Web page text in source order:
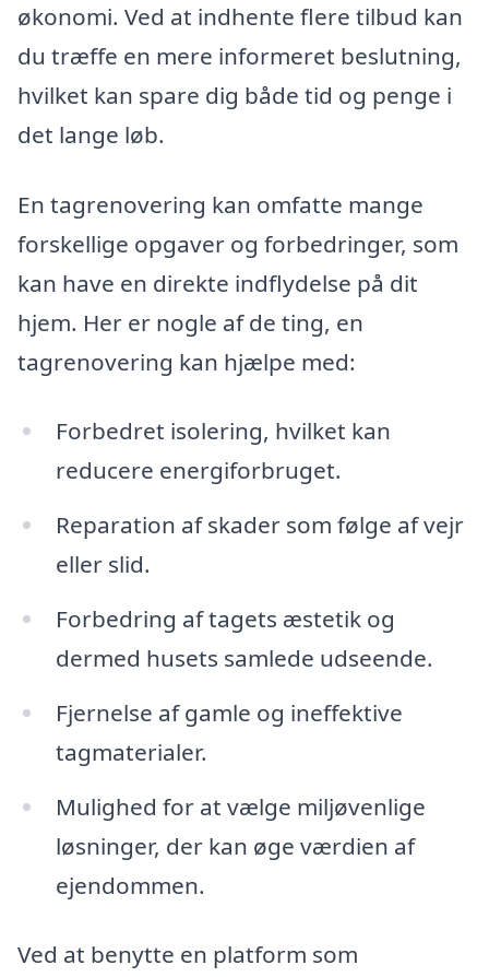
økonomi. Ved at indhente flere tilbud kan
du træffe en mere informeret beslutning,
hvilket kan spare dig både tid og penge i
det lange løb.
En tagrenovering kan omfatte mange
forskellige opgaver og forbedringer, som
kan have en direkte indflydelse på dit
hjem. Her er nogle af de ting, en
tagrenovering kan hjælpe med:
Forbedret isolering, hvilket kan
reducere energiforbruget.
Reparation af skader som følge af vejr
eller slid.
Forbedring af tagets æstetik og
dermed husets samlede udseende.
Fjernelse af gamle og ineffektive
tagmaterialer.
Mulighed for at vælge miljøvenlige
løsninger, der kan øge værdien af
ejendommen.
Ved at benytte en platform som